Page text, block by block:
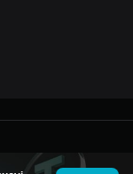
© 2026 Bitget